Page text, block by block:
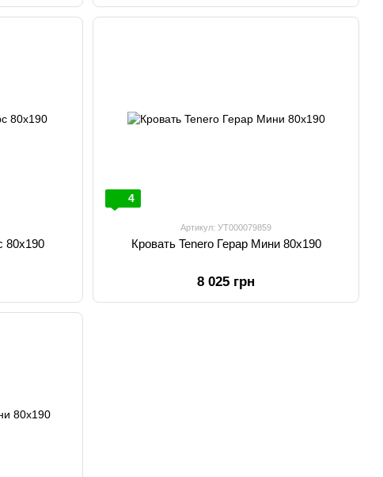
Кровать-диван Tenero Тарс 80х190
4
Артикул: УТ000079859
Кровать Tenero Герар Мини 80х190
8 025 грн